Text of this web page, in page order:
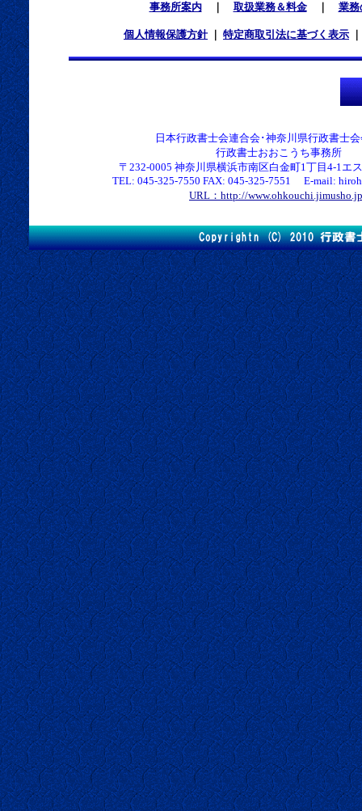
事務所案内｜ 取扱業務＆料金｜ 業務
個人情報保護方針 特定商取引法に基づく表示
日本行政書士会連合会･神奈川県行政書士
行政書士おおこうち事務所
〒232-0005 神奈川県横浜市南区白金町1丁目4-1エ
TEL: 045-325-7550 FAX: 045-325-7551 E-mail:
URL：http://www.ohkouchi.jimusho.jp